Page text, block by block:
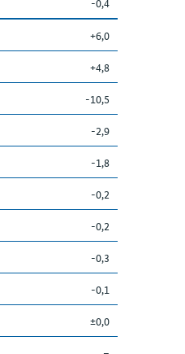
+6,0
+4,8
-10,5
-2,9
-1,8
-0,2
-0,2
-0,3
-0,1
±0,0